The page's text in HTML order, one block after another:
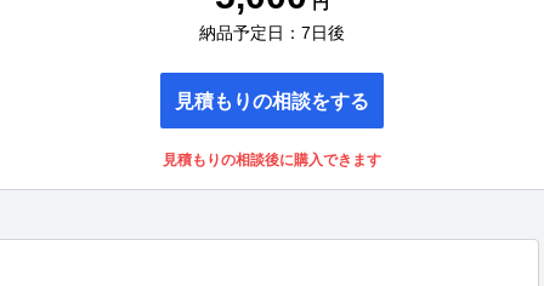
納品予定日：7日後
見積もりの相談をする
見積もりの相談後に購入できます